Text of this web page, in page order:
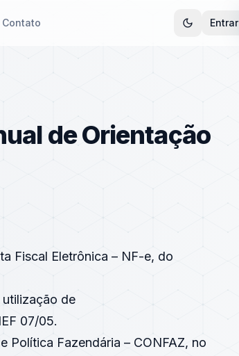
Contato Entrar
de Orientação
Fiscal Eletrônica – NF-e, do
utilização de
07/05.
Política Fazendária – CONFAZ, no